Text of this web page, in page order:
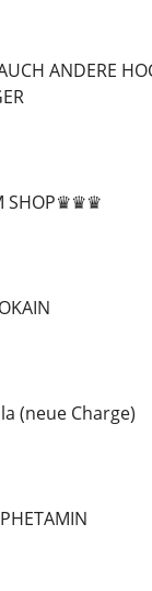
ANDERE
SHOP♛♛♛
(neue Charge)